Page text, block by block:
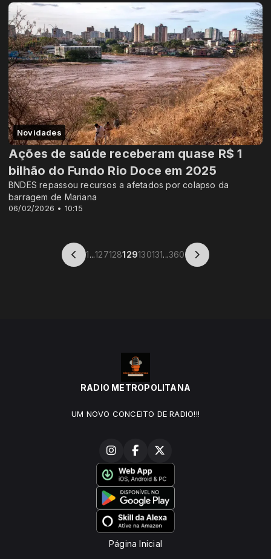
Novidades
06/02/2026 • 10:15
Ações de saúde receberam quase R$ 1
bilhão do Fundo Rio Doce em 2025
BNDES repassou recursos a afetados por colapso da
barragem de Mariana
1...127128129130131...360
RADIO METROPOLITANA
UM NOVO CONCEITO DE RADIO!!!
Página Inicial